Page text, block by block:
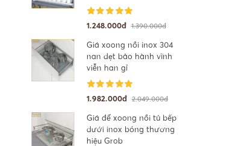
1.248.000đ 1.390.000đ
Giá xoong nồi inox 304
nan dẹt bảo hành vĩnh
viễn han gỉ
1.982.000đ 2.049.000đ
Giá để xoong nồi tủ bếp
dưới inox bóng thương
hiệu Grob